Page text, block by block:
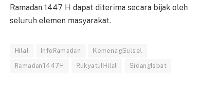
Ramadan 1447 H dapat diterima secara bijak oleh
seluruh elemen masyarakat.
Hilal InfoRamadan KemenagSulsel
Ramadan1447H RukyatulHilal SidangIsbat